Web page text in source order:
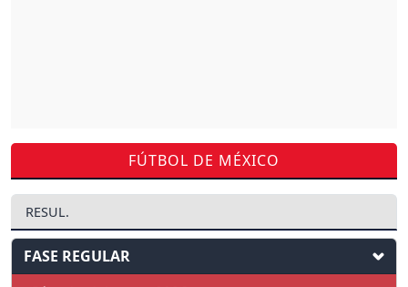
FÚTBOL DE MÉXICO
RESUL.
FASE REGULAR